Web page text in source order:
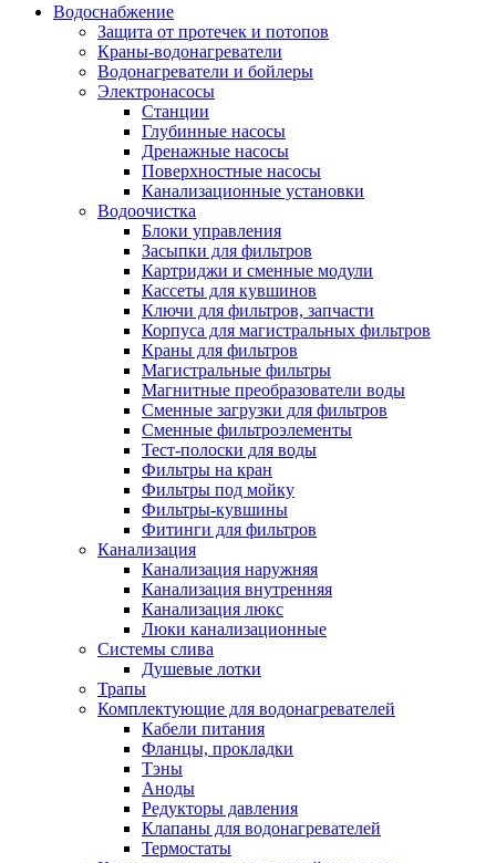
Строительные товары
Все для бани
Полезные статьи
Новости и Акции
Оплата и доставка
Сервис-центр
Адреса Сервис-центров
Условия возврата товара
Обмен и возврат товара
Водоснабжение
Защита от протечек и потопов
Краны-водонагреватели
Водонагреватели и бойлеры
Электронасосы
Станции
Глубинные насосы
Дренажные насосы
Поверхностные насосы
Канализационные установки
Водоочистка
Блоки управления
Засыпки для фильтров
Картриджи и сменные модули
Кассеты для кувшинов
Ключи для фильтров, запчасти
Корпуса для магистральных фильтров
Краны для фильтров
Магистральные фильтры
Магнитные преобразователи воды
Сменные загрузки для фильтров
Сменные фильтроэлементы
Тест-полоски для воды
Фильтры на кран
Фильтры под мойку
Фильтры-кувшины
Фитинги для фильтров
Канализация
Канализация наружняя
Канализация внутренняя
Канализация люкс
Люки канализационные
Системы слива
Душевые лотки
Трапы
Комплектующие для водонагревателей
Кабели питания
Фланцы, прокладки
Тэны
Аноды
Редукторы давления
Клапаны для водонагревателей
Термостаты